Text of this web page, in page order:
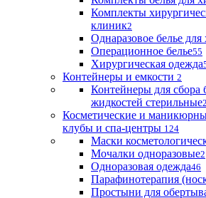
Комплекты
клиник2
Однаразовое белье для
Операционное белье55
Хирургическая одежда
Контейнеры и емкости 2
Контейнеры для сбора
жидкостей стерильные2
Косметические и
клубы и спа-центры 124
Маски
Мочалки одноразовые2
Одноразовая одежда46
Парафинотерапия
Простыни для